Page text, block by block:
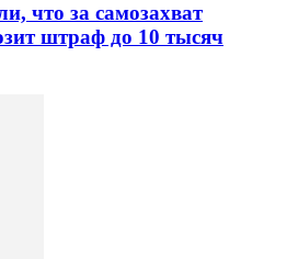
что за самозахват
штраф до 10 тысяч